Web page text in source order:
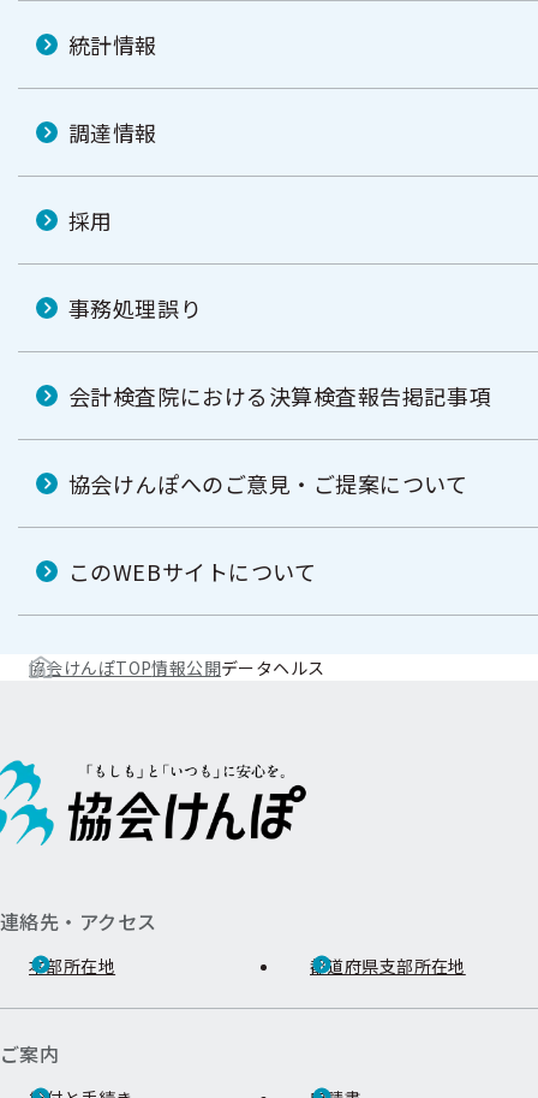
統計情報
調達情報
採用
事務処理誤り
会計検査院における決算検査報告掲記事項
協会けんぽへのご意見・ご提案について
このWEBサイトについて
協会けんぽTOP情報公開データヘルス
連絡先・アクセス
本部所在地 都道府県支部所在地
ご案内